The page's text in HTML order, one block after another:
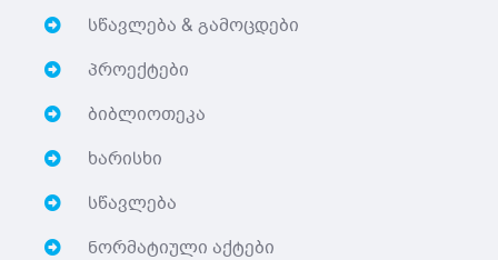
სწავლება & გამოცდები
პროექტები
ბიბლიოთეკა
ხარისხი
სწავლება
ნორმატიული აქტები